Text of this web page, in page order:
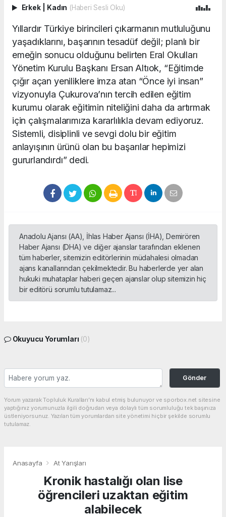
Erkek Kadın (Haberi Sesli Oku)
Yıllardır Türkiye birincileri çıkarmanın mutluluğunu
yaşadıklarını, başarının tesadüf değil; planlı bir
emeğin sonucu olduğunu belirten Eral Okulları
Yönetim Kurulu Başkanı Ersan Altıok, “Eğitimde
çığır açan yeniliklere imza atan “Önce iyi insan”
vizyonuyla Çukurova’nın tercih edilen eğitim
kurumu olarak eğitimin niteliğini daha da artırmak
için çalışmalarımıza kararlılıkla devam ediyoruz.
Sistemli, disiplinli ve sevgi dolu bir eğitim
anlayışının ürünü olan bu başarılar hepimizi
gururlandırdı” dedi.
Anadolu Ajansı (AA), İhlas Haber Ajansı (İHA), Demirören
Haber Ajansı (DHA) ve diğer ajanslar tarafından eklenen
tüm haberler, sitemizin editörlerinin müdahalesi olmadan
ajans kanallarından çekilmektedir. Bu haberlerde yer alan
hukuki muhataplar haberi geçen ajanslar olup sitemizin hiç
bir editörü sorumlu tutulamaz...
Okuyucu Yorumları (0)
Gönder
Yorum yazarak Topluluk Kuralları’nı kabul etmiş bulunuyor ve sporbox.net sitesine
yaptığınız yorumunuzla ilgili doğrudan veya dolaylı tüm sorumluluğu tek başınıza
üstleniyorsunuz. Yazılan tüm yorumlardan site yönetimi hiçbir şekilde sorumlu
tutulamaz.
Anasayfa At Yarışları
Kronik hastalığı olan lise
öğrencileri uzaktan eğitim
alabilecek